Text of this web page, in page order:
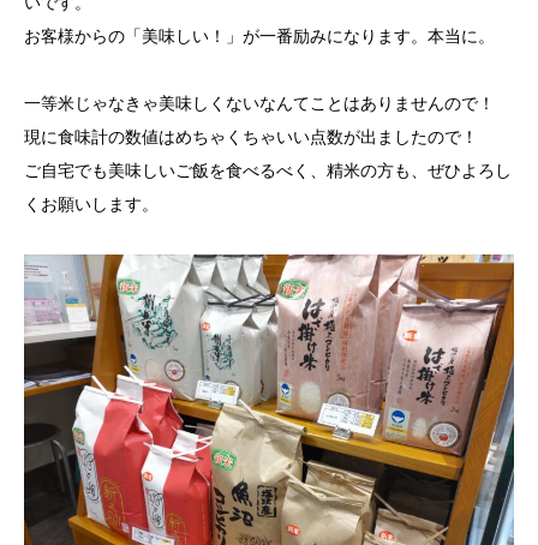
お客様からの「美味しい！」が一番励みになります。本当に。
一等米じゃなきゃ美味しくないなんてことはありませんので！
現に食味計の数値はめちゃくちゃいい点数が出ましたので！
ご自宅でも美味しいご飯を食べるべく、精米の方も、ぜひよろし
くお願いします。